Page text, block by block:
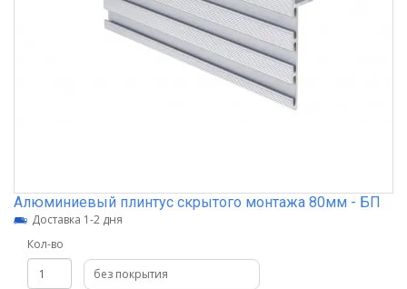
Алюминиевый плинтус скрытого монтажа 80мм - БП
Доставка 1-2 дня
Кол-во
без покрытия